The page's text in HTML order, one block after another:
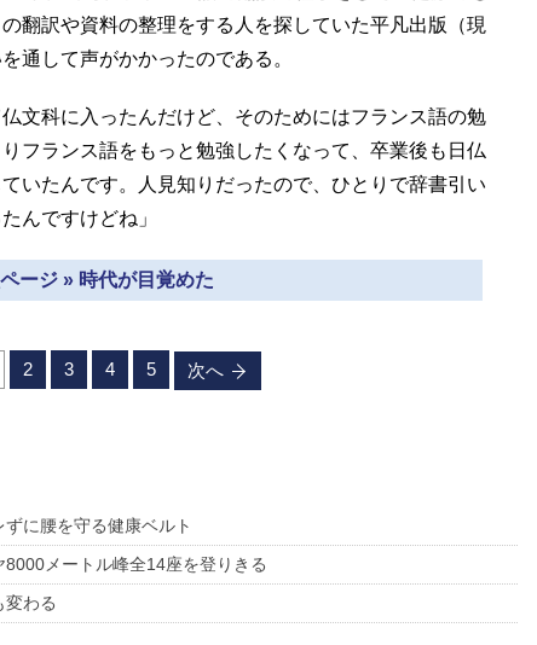
翻訳や資料の整理をする人を探していた平凡出版（現
通して声がかかったのである。
文科に入ったんだけど、そのためにはフランス語の勉
フランス語をもっと勉強したくなって、卒業後も日仏
いたんです。人見知りだったので、ひとりで辞書引い
んですけどね」
ージ » 時代が目覚めた
2 3 4 5 次へ
に腰を守る健康ベルト
メートル峰全14座を登りきる
変わる